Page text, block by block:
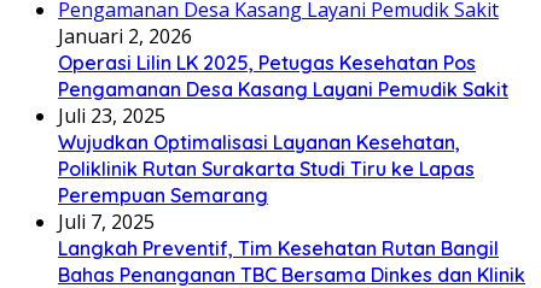
Januari 2, 2026
Operasi Lilin LK 2025, Petugas Kesehatan Pos
Pengamanan Desa Kasang Layani Pemudik Sakit
Juli 23, 2025
Wujudkan Optimalisasi Layanan Kesehatan,
Poliklinik Rutan Surakarta Studi Tiru ke Lapas
Perempuan Semarang
Juli 7, 2025
Langkah Preventif, Tim Kesehatan Rutan Bangil
Bahas Penanganan TBC Bersama Dinkes dan Klinik